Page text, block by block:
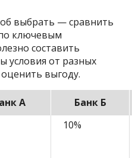
выбрать — сравнить
ключевым
составить
условия от разных
выгоду.
А
Банк Б
10%